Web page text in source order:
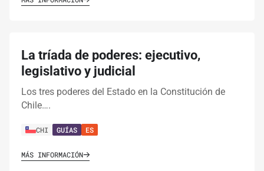
La tríada de poderes: ejecutivo,
legislativo y judicial
Los tres poderes del Estado en la Constitución de
Chile….
CHI GUÍAS ES
MÁS INFORMACIÓN